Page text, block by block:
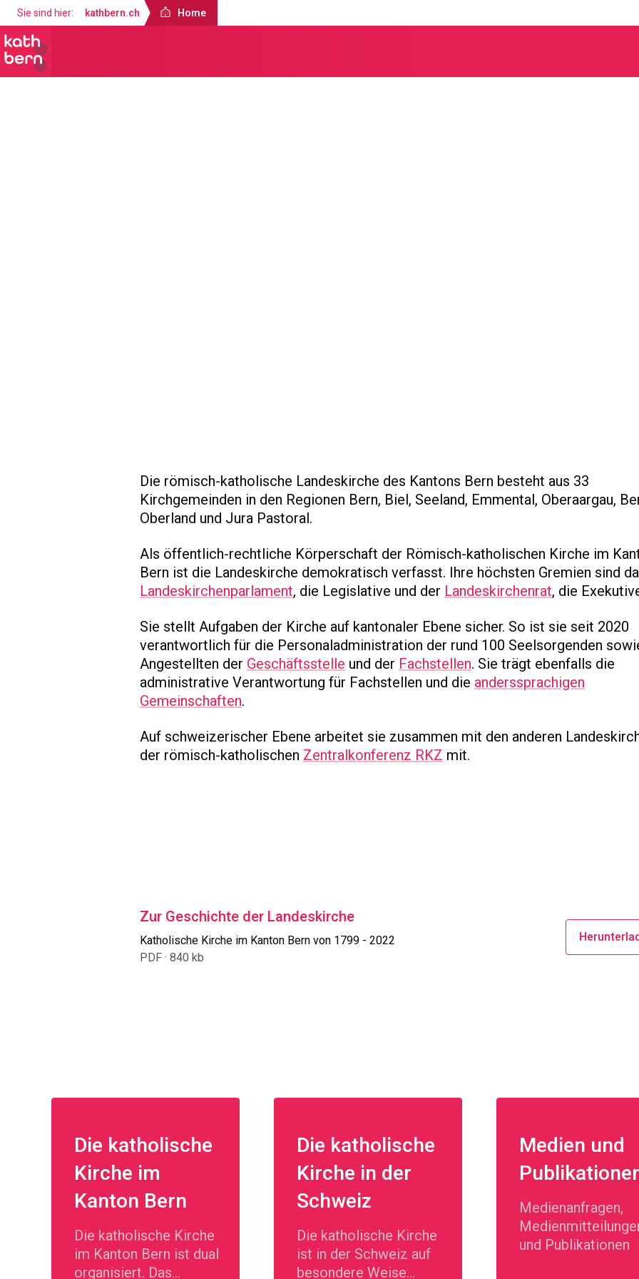
Sie sind hier: kathbern.ch Home
Die römisch-katholische Landeskirche des Kantons Bern besteht aus 33
Kirchgemeinden in den Regionen Bern, Biel, Seeland, Emmental, Oberaargau,
Oberland und Jura Pastoral.
Als öffentlich-rechtliche Körperschaft der Römisch-katholischen Kirche im
Bern ist die Landeskirche demokratisch verfasst. Ihre höchsten Gremien sind
Landeskirchenparlament, die Legislative und der Landeskirchenrat, die
Sie stellt Aufgaben der Kirche auf kantonaler Ebene sicher. So ist sie seit 2020
verantwortlich für die Personaladministration der rund 100 Seelsorgenden
Angestellten der Geschäftsstelle und der Fachstellen. Sie trägt ebenfalls die
administrative Verantwortung für Fachstellen und die anderssprachigen
Gemeinschaften.
Auf schweizerischer Ebene arbeitet sie zusammen mit den anderen
der römisch-katholischen Zentralkonferenz RKZ mit.
Zur Geschichte der Landeskirche
Katholische Kirche im Kanton Bern von 1799 - 2022
PDF · 840 kb
Die katholische
Kirche im
Kanton Bern
Die katholische Kirche
im Kanton Bern ist dual
organisiert. Das
Die katholische
Kirche in der
Schweiz
Die katholische Kirche
ist in der Schweiz auf
besondere Weise
Medien und
Medienanfragen,
und Publikationen